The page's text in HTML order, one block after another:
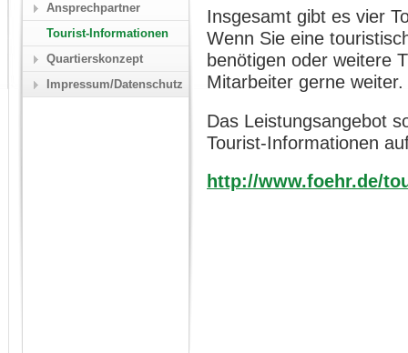
Insgesamt gibt es vier
Wenn Sie eine
benötigen oder weitere
Mitarbeiter gerne weiter.
Das Leistungsangebot
Tourist-Informationen
http://www.foehr.de/
Ansprechpartner
Tourist-Informationen
Quartierskonzept
Impressum/Datenschutz